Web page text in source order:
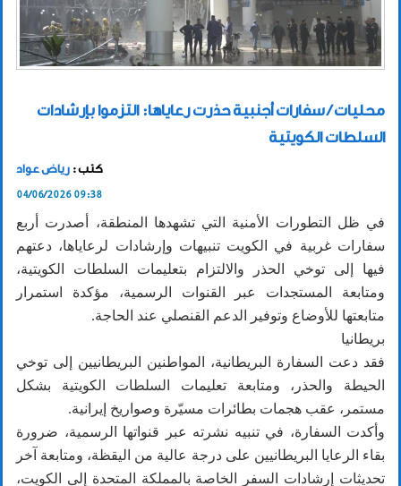
محليات / سفارات أجنبية حذرت رعاياها: التزموا بإرشادات
السلطات الكويتية
كتب : رياض عواد
04/06/2026 09:38
في ظل التطورات الأمنية التي تشهدها المنطقة، أصدرت أربع
سفارات غربية في الكويت تنبيهات وإرشادات لرعاياها، دعتهم
فيها إلى توخي الحذر والالتزام بتعليمات السلطات الكويتية،
ومتابعة المستجدات عبر القنوات الرسمية، مؤكدة استمرار
متابعتها للأوضاع وتوفير الدعم القنصلي عند الحاجة.
بريطانيا
فقد دعت السفارة البريطانية، المواطنين البريطانيين إلى توخي
الحيطة والحذر، ومتابعة تعليمات السلطات الكويتية بشكل
مستمر، عقب هجمات بطائرات مسيّرة وصواريخ إيرانية.
وأكدت السفارة، في تنبيه نشرته عبر قنواتها الرسمية، ضرورة
بقاء الرعايا البريطانيين على درجة عالية من اليقظة، ومتابعة آخر
تحديثات إرشادات السفر الخاصة بالمملكة المتحدة إلى الكويت،